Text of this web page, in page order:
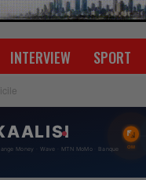
INTERVIEW SPORT